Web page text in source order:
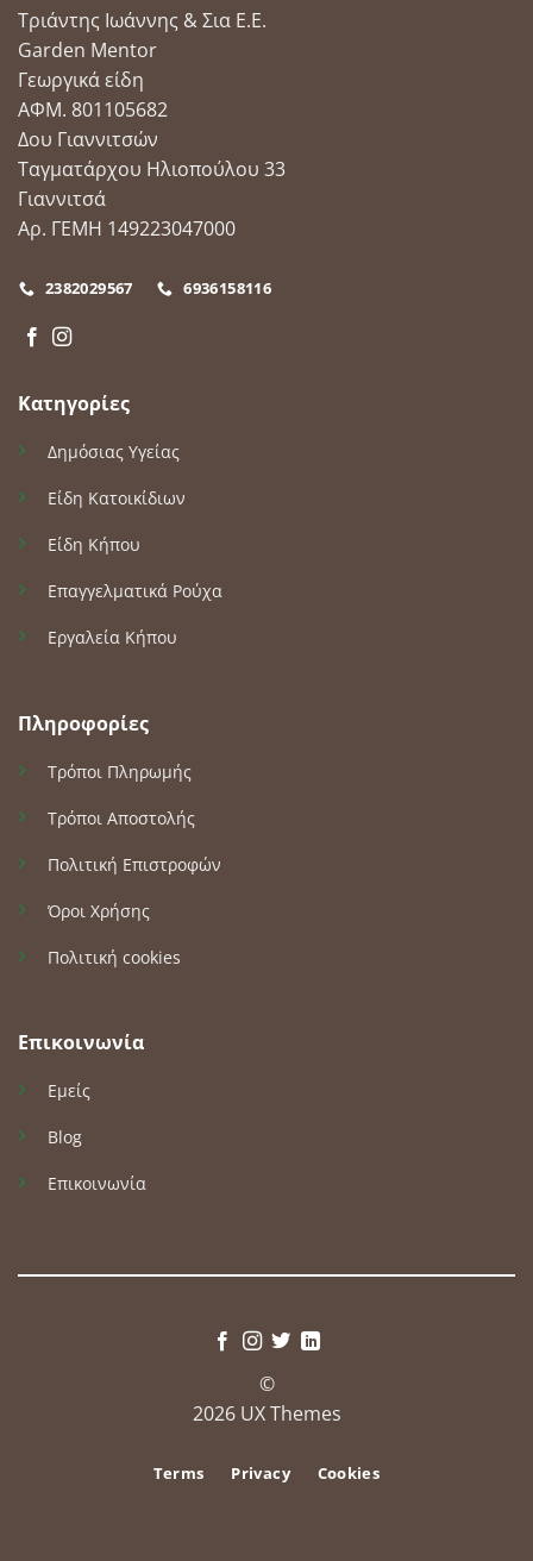
Τριάντης Ιωάννης & Σια Ε.Ε.
Garden Mentor
Γεωργικά είδη
ΑΦΜ. 801105682
Δου Γιαννιτσών
Ταγματάρχου Ηλιοπούλου 33
Γιαννιτσά
Αρ. ΓΕΜΗ 149223047000
2382029567 6936158116
Κατηγορίες
Δημόσιας Υγείας
Είδη Κατοικίδιων
Είδη Κήπου
Επαγγελματικά Ρούχα
Εργαλεία Κήπου
Πληροφορίες
Τρόποι Πληρωμής
Τρόποι Αποστολής
Πολιτική Επιστροφών
Όροι Χρήσης
Πολιτική cookies
Επικοινωνία
Εμείς
Blog
Επικοινωνία
©
2026 UX Themes
Terms Privacy Cookies